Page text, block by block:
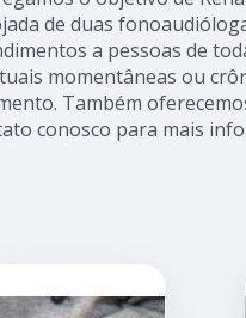
de duas
a pessoas de
momentâneas ou
Também
conosco para mais